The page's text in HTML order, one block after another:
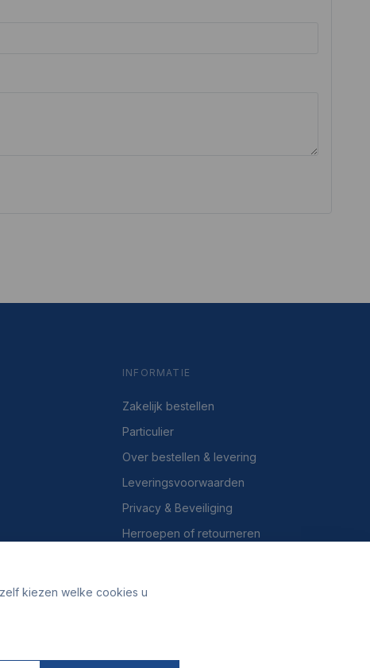
INFORMATIE
Zakelijk bestellen
Particulier
Over bestellen & levering
Leveringsvoorwaarden
Privacy & Beveiliging
Herroepen of retourneren
kiezen welke cookies u